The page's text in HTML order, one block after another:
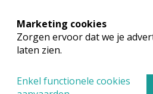
Marketing cookies
Zorgen ervoor dat we je
laten zien.
Enkel functionele cookies